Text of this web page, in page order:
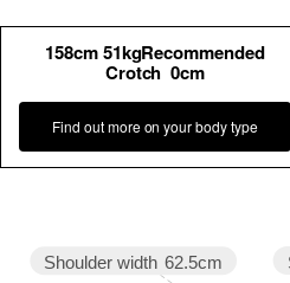
158cm 51kgRecommended
Crotch 0cm
Find out more on your body type
Shoulder width 62.5cm